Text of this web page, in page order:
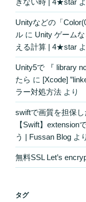
Unityなどの「
ル に Unity ゲーム
える計算 | 4★star
Unity5で 『 library
たら に [Xcode]
ラー対処方法 より
swiftで画質を担保
【Swift】extension
う | Fussan Blog よ
無料SSL Let’s
タグ